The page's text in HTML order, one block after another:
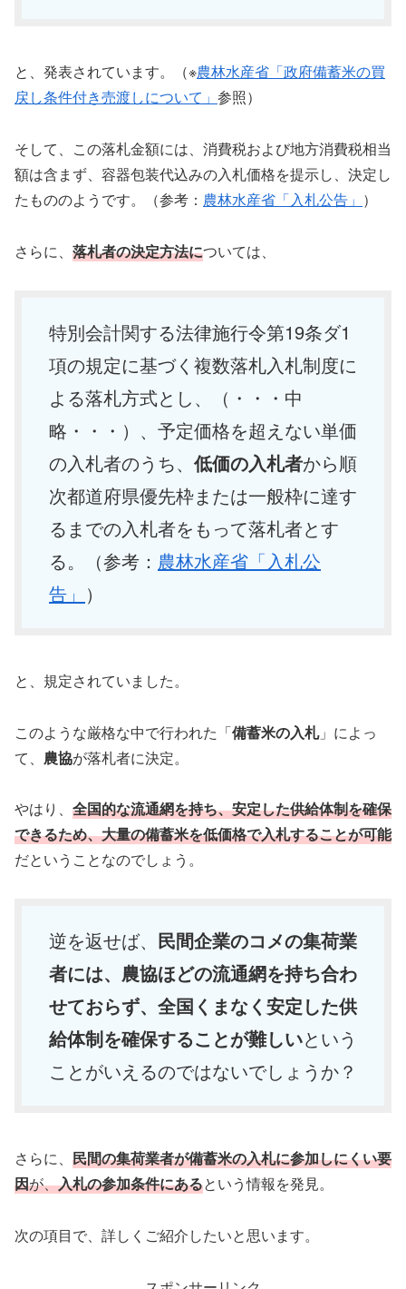
と、発表されています。（※農林水産省「政府備蓄米の買
戻し条件付き売渡しについて」 参照）
そして、この落札金額には、消費税および地方消費税相当
額は含まず、容器包装代込みの入札価格を提示し、決定し
たもののようです。（参考： 農林水産省「入札公告」 ）
さらに、 落札者の決定方法については、
特別会計関する法律施行令第19条ダ1
項の規定に基づく複数落札入札制度に
よる落札方式とし、（・・・中
略・・・）、予定価格を超えない単価
の入札者のうち、 低価の入札者から順
次都道府県優先枠または一般枠に達す
るまでの入札者をもって落札者とす
る。（参考： 農林水産省「入札公
告」 ）
と、規定されていました。
このような厳格な中で行われた「備蓄米の入札」によっ
て、 農協が落札者に決定。
やはり、 全国的な流通網を持ち、安定した供給体制を確保
できるため、大量の備蓄米を低価格で入札することが可能
だということなのでしょう。
逆を返せば、 民間企業のコメの集荷業
者には、農協ほどの流通網を持ち合わ
せておらず、全国くまなく安定した供
給体制を確保することが難しいという
ことがいえるのではないでしょうか？
さらに、 民間の集荷業者が備蓄米の入札に参加しにくい要
因が、入札の参加条件にあるという情報を発見。
次の項目で、詳しくご紹介したいと思います。